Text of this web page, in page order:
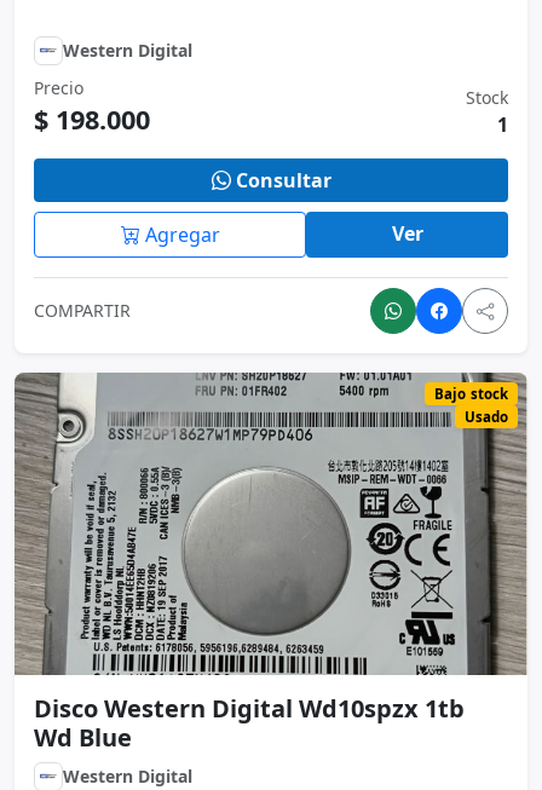
Western Digital
Precio
$ 198.000
Stock
1
Consultar
Agregar Ver
COMPARTIR
Bajo stock
Usado
Disco Western Digital Wd10spzx 1tb
Wd Blue
Western Digital